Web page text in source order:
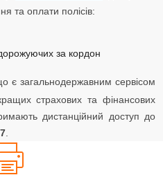
та оплати полісів:
за кордон
є загальнодержавним сервісом
страхових та фінансових
дистанційний доступ до